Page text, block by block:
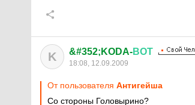
K &#352;KODA-ВОТ
18:08, 12.09.2009
От пользователя Антигейша
Со стороны Головырино?